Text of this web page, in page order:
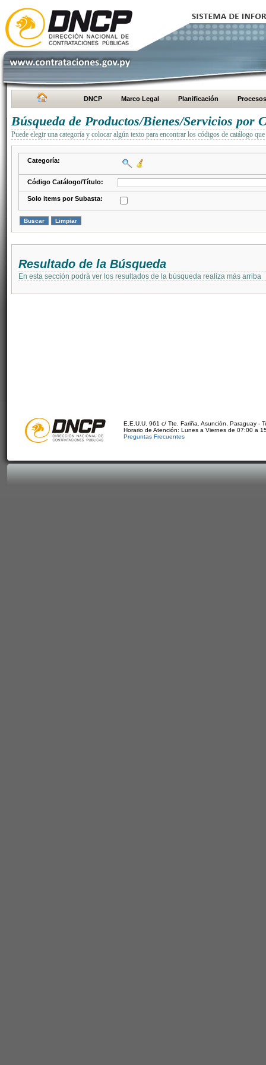
DNCP Marco Legal Planificación Procesos
Búsqueda de Productos/Bienes/Servicios por
Puede elegir una categoría y colocar algún texto para encontrar los códigos de catálogo
Categoría:
Código Catálogo/Título:
Solo items por Subasta:
Resultado de la Búsqueda
En esta sección podrá ver los resultados de la búsqueda realiza más arriba
E.E.U.U. 961 c/ Tte. Fariña. Asunción, Paraguay -
Horario de Atención: Lunes a Viernes de 07:00 a
Preguntas Frecuentes